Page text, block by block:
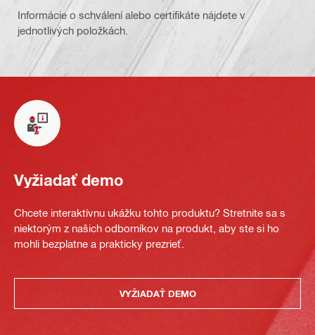
Informácie o schválení alebo certifikáte nájdete v
jednotlivých položkách.
Vyžiadať demo
Chcete interaktívnu ukážku tohto produktu? Stretnite sa s
niektorým z našich odborníkov na produkt, aby ste si ho
mohli bezplatne a prakticky prezrieť.
VYŽIADAŤ DEMO